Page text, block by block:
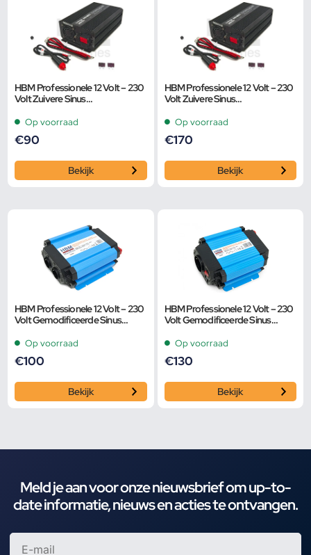
HBM Professionele 12 Volt – 230
Volt Zuivere Sinus
Op voorraad
€90
Bekijk
HBM Professionele 12 Volt – 230
Volt Zuivere Sinus
Op voorraad
€170
Bekijk
HBM Professionele 12 Volt – 230
Volt Gemodificeerde Sinus
Op voorraad
€100
Bekijk
HBM Professionele 12 Volt – 230
Volt Gemodificeerde Sinus
Op voorraad
€130
Bekijk
Meld je aan voor onze nieuwsbrief om up-to-
date informatie, nieuws en acties te ontvangen.